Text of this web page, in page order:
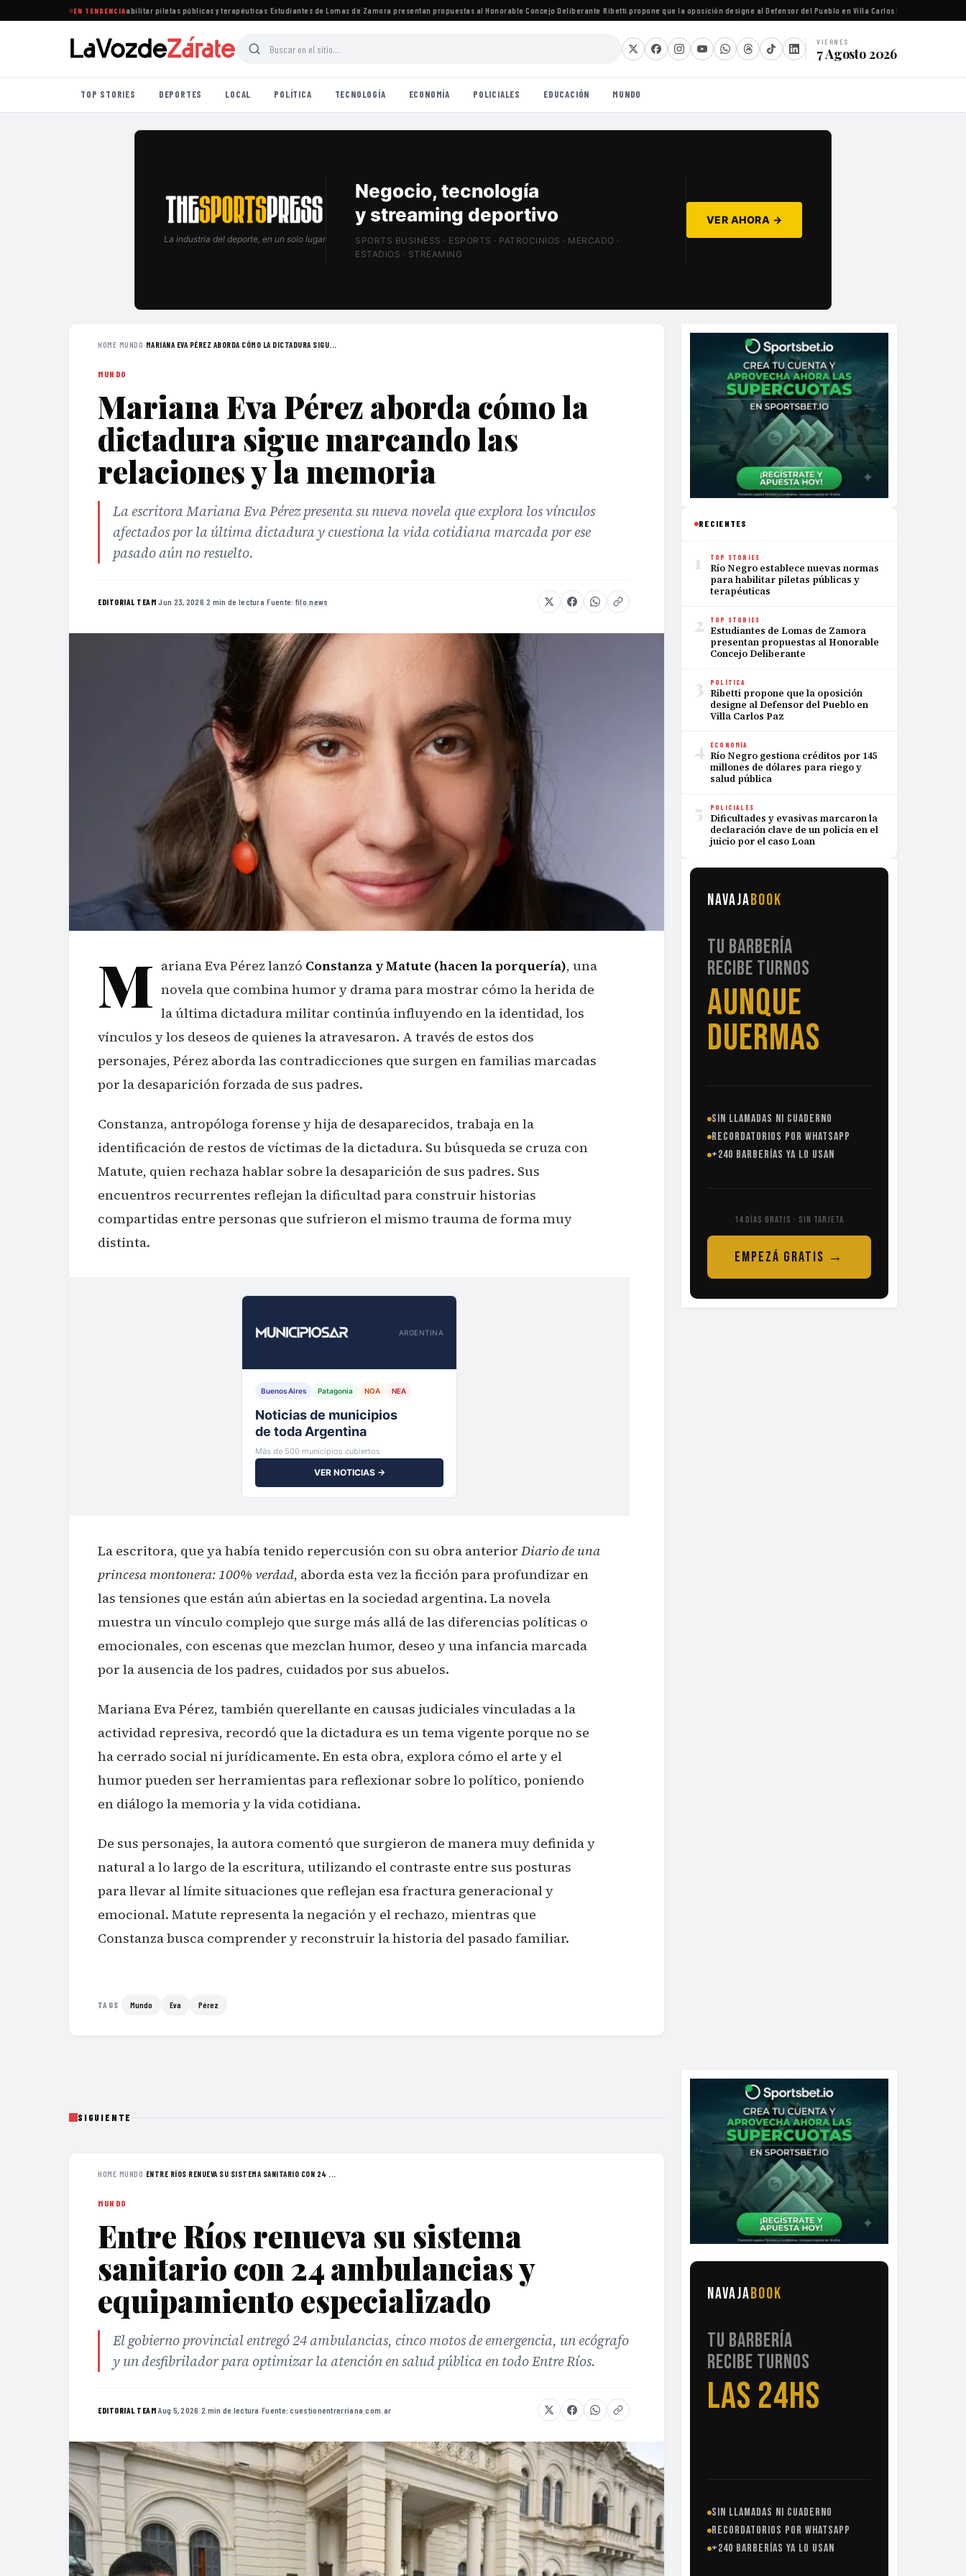
EN TENDENCIA
nuevas normas para habilitar piletas públicas y terapéuticas·Estudiantes de Lomas de Zamora presentan propuestas al Honorable Concejo Deliberante·Ribetti propone que la oposición designe al Defensor del Pueblo en Villa Carlos Paz ·
VIERNES
7 Agosto 2026
TOP STORIES DEPORTES LOCAL POLÍTICA TECNOLOGÍA ECONOMÍA POLICIALES EDUCACIÓN MUNDO
La industria del deporte, en un solo lugar
Patrocinios, estadios
y Sports Tech
SPORTS BUSINESS · ESPORTS · PATROCINIOS · MERCADO ·
ESTADIOS · STREAMING
VER AHORA →
HOME›MUNDO› MARIANA EVA PÉREZ ABORDA CÓMO LA DICTADURA SIGU...
MUNDO
Mariana Eva Pérez aborda cómo la
dictadura sigue marcando las
relaciones y la memoria
La escritora Mariana Eva Pérez presenta su nueva novela que explora los vínculos
afectados por la última dictadura y cuestiona la vida cotidiana marcada por ese
pasado aún no resuelto.
EDITORIAL TEAM·Jun 23, 2026·2 min de lectura·Fuente: filo.news
M ariana Eva Pérez lanzó Constanza y Matute (hacen la porquería), una
novela que combina humor y drama para mostrar cómo la herida de
la última dictadura militar continúa influyendo en la identidad, los
vínculos y los deseos de quienes la atravesaron. A través de estos dos
personajes, Pérez aborda las contradicciones que surgen en familias marcadas
por la desaparición forzada de sus padres.
Constanza, antropóloga forense y hija de desaparecidos, trabaja en la
identificación de restos de víctimas de la dictadura. Su búsqueda se cruza con
Matute, quien rechaza hablar sobre la desaparición de sus padres. Sus
encuentros recurrentes reflejan la dificultad para construir historias
compartidas entre personas que sufrieron el mismo trauma de forma muy
distinta.
ARGENTINA
Buenos Aires Patagonia NOA NEA
Tu municipio,
al instante
Más de 500 municipios cubiertos
VER NOTICIAS →
La escritora, que ya había tenido repercusión con su obra anterior Diario de una
princesa montonera: 100% verdad, aborda esta vez la ficción para profundizar en
las tensiones que están aún abiertas en la sociedad argentina. La novela
muestra un vínculo complejo que surge más allá de las diferencias políticas o
emocionales, con escenas que mezclan humor, deseo y una infancia marcada
por la ausencia de los padres, cuidados por sus abuelos.
Mariana Eva Pérez, también querellante en causas judiciales vinculadas a la
actividad represiva, recordó que la dictadura es un tema vigente porque no se
ha cerrado social ni jurídicamente. En esta obra, explora cómo el arte y el
humor pueden ser herramientas para reflexionar sobre lo político, poniendo
en diálogo la memoria y la vida cotidiana.
De sus personajes, la autora comentó que surgieron de manera muy definida y
natural a lo largo de la escritura, utilizando el contraste entre sus posturas
para llevar al límite situaciones que reflejan esa fractura generacional y
emocional. Matute representa la negación y el rechazo, mientras que
Constanza busca comprender y reconstruir la historia del pasado familiar.
TAGS Mundo Eva Pérez
RECIENTES
1 TOP STORIES
Río Negro establece nuevas normas
para habilitar piletas públicas y
terapéuticas
2 TOP STORIES
Estudiantes de Lomas de Zamora
presentan propuestas al Honorable
Concejo Deliberante
3 POLÍTICA
Ribetti propone que la oposición
designe al Defensor del Pueblo en
Villa Carlos Paz
4 ECONOMÍA
Río Negro gestiona créditos por 145
millones de dólares para riego y
salud pública
5 POLICIALES
Dificultades y evasivas marcaron la
declaración clave de un policía en el
juicio por el caso Loan
NAVAJABOOK
TU BARBERÍA
RECIBE TURNOS
SIN
LLAMADAS
SIN LLAMADAS NI CUADERNO
RECORDATORIOS POR WHATSAPP
+240 BARBERÍAS YA LO USAN
14 DÍAS GRATIS · SIN TARJETA
EMPEZÁ GRATIS →
SIGUIENTE
HOME›MUNDO› ENTRE RÍOS RENUEVA SU SISTEMA SANITARIO CON 24 ...
MUNDO
Entre Ríos renueva su sistema
sanitario con 24 ambulancias y
equipamiento especializado
El gobierno provincial entregó 24 ambulancias, cinco motos de emergencia, un ecógrafo
y un desfibrilador para optimizar la atención en salud pública en todo Entre Ríos.
EDITORIAL TEAM·Aug 5, 2026 ·2 min de lectura ·Fuente:cuestionentrerriana.com.ar
NAVAJABOOK
TU BARBERÍA
RECIBE TURNOS
LAS 24HS
SIN LLAMADAS NI CUADERNO
RECORDATORIOS POR WHATSAPP
+240 BARBERÍAS YA LO USAN